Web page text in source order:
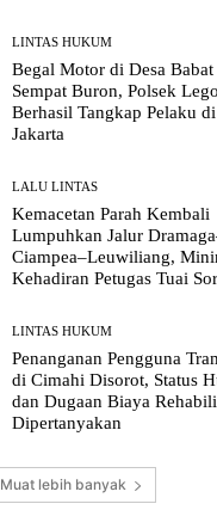
LINTAS HUKUM
Begal Motor di Desa Babat
Sempat Buron, Polsek
Berhasil Tangkap Pelaku di
Jakarta
LALU LINTAS
Kemacetan Parah Kembali
Lumpuhkan Jalur
Ciampea–Leuwiliang,
Kehadiran Petugas Tuai
LINTAS HUKUM
Penanganan Pengguna
di Cimahi Disorot, Status
dan Dugaan Biaya
Dipertanyakan
Muat lebih banyak